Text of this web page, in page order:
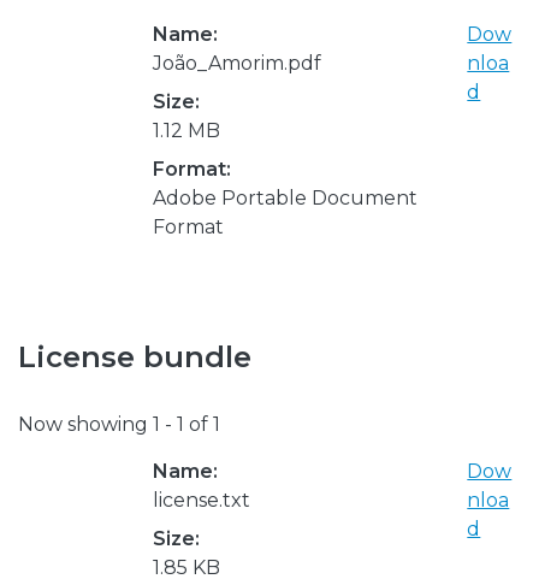
Name:
João_Amorim.pdf
Size:
1.12 MB
Format:
Adobe Portable Document
Format
Dow
nloa
d
License bundle
Now showing 1 - 1 of 1
Name:
license.txt
Size:
1.85 KB
Dow
nloa
d